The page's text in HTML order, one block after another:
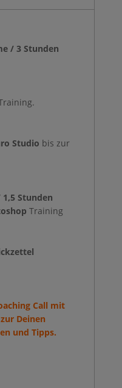
/ 3 Stunden
Studio bis zur
Stunden
Training
Call mit
Deinen
und Tipps.